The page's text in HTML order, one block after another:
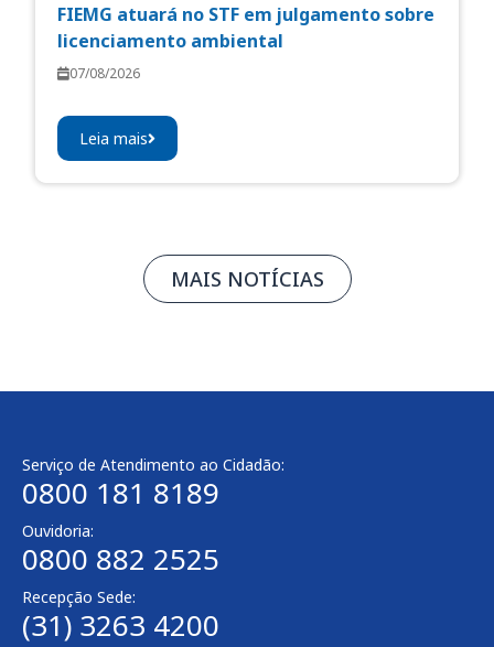
FIEMG atuará no STF em julgamento sobre
licenciamento ambiental
07/08/2026
Leia mais
MAIS NOTÍCIAS
Serviço de Atendimento ao Cidadão:
0800 181 8189
Ouvidoria:
0800 882 2525​
Recepção Sede:
(31) 3263 4200